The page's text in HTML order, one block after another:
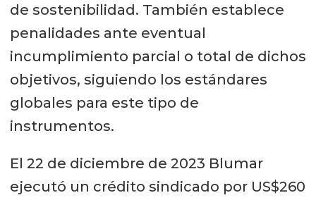
de sostenibilidad. También establece
penalidades ante eventual
incumplimiento parcial o total de dichos
objetivos, siguiendo los estándares
globales para este tipo de
instrumentos.
El 22 de diciembre de 2023 Blumar
ejecutó un crédito sindicado por US$260